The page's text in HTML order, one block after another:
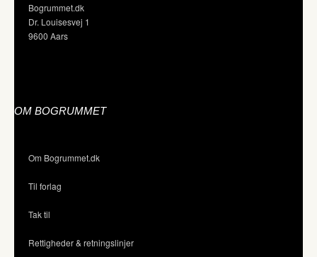
Bogrummet.dk
Dr. Louisesvej 1
9600 Aars
OM BOGRUMMET
Om Bogrummet.dk
Til forlag
Tak til
Rettigheder & retningslinjer